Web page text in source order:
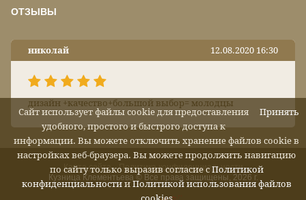
ОТЗЫВЫ
николай 12.08.2020 16:30
дизайн +качество+большой выбор= молодцы
Кузница Клементьева © Все права защищены, 2026 г.
Карта сайта Политика конфиденциальности
Принять
Сайт использует файлы cookie для предоставления
удобного, простого и быстрого доступа к
информации. Вы можете отключить хранение файлов cookie в
настройках веб-браузера. Вы можете продолжить навигацию
по сайту только выразив согласие с Политикой
конфиденциальностии Политикой использования файлов